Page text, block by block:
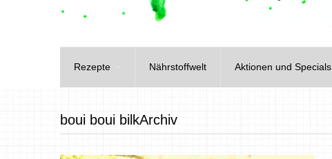
Rezepte Nährstoffwelt Aktionen und Specials
boui boui bilkArchiv